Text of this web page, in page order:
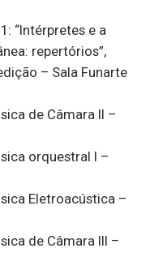
“Intérpretes e a
repertórios”,
– Sala Funarte
de Câmara II –
orquestral I –
Eletroacústica –
de Câmara III –